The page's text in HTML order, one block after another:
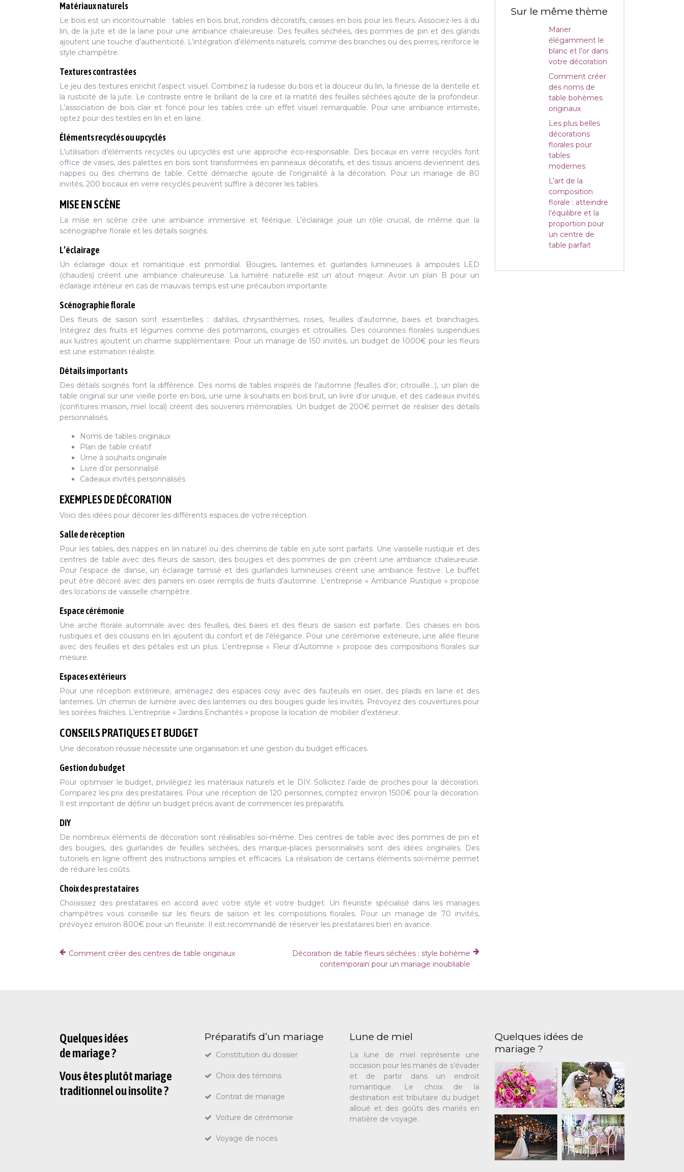
Matériaux naturels
Le bois est un incontournable : tables en bois brut, rondins décoratifs, caisses en bois pour les fleurs. Associez-les à du
lin, de la jute et de la laine pour une ambiance chaleureuse. Des feuilles séchées, des pommes de pin et des glands
ajoutent une touche d’authenticité. L’intégration d’éléments naturels, comme des branches ou des pierres, renforce le
style champêtre.
Textures contrastées
Le jeu des textures enrichit l’aspect visuel. Combinez la rudesse du bois et la douceur du lin, la finesse de la dentelle et
la rusticité de la jute. Le contraste entre le brillant de la cire et la matité des feuilles séchées ajoute de la profondeur.
L’association de bois clair et foncé pour les tables crée un effet visuel remarquable. Pour une ambiance intimiste,
optez pour des textiles en lin et en laine.
Éléments recyclés ou upcyclés
L’utilisation d’éléments recyclés ou upcyclés est une approche éco-responsable. Des bocaux en verre recyclés font
office de vases, des palettes en bois sont transformées en panneaux décoratifs, et des tissus anciens deviennent des
nappes ou des chemins de table. Cette démarche ajoute de l’originalité à la décoration. Pour un mariage de 80
invités, 200 bocaux en verre recyclés peuvent suffire à décorer les tables.
MISE EN SCÈNE
La mise en scène crée une ambiance immersive et féérique. L’éclairage joue un rôle crucial, de même que la
scénographie florale et les détails soignés.
L’éclairage
Un éclairage doux et romantique est primordial. Bougies, lanternes et guirlandes lumineuses à ampoules LED
(chaudes) créent une ambiance chaleureuse. La lumière naturelle est un atout majeur. Avoir un plan B pour un
éclairage intérieur en cas de mauvais temps est une précaution importante.
Scénographie florale
Des fleurs de saison sont essentielles : dahlias, chrysanthèmes, roses, feuilles d’automne, baies et branchages.
Intégrez des fruits et légumes comme des potimarrons, courges et citrouilles. Des couronnes florales suspendues
aux lustres ajoutent un charme supplémentaire. Pour un mariage de 150 invités, un budget de 1000€ pour les fleurs
est une estimation réaliste.
Détails importants
Des détails soignés font la différence. Des noms de tables inspirés de l’automne (feuilles d’or, citrouille…), un plan de
table original sur une vieille porte en bois, une urne à souhaits en bois brut, un livre d’or unique, et des cadeaux invités
(confitures maison, miel local) créent des souvenirs mémorables. Un budget de 200€ permet de réaliser des détails
personnalisés.
Noms de tables originaux
Plan de table créatif
Urne à souhaits originale
Livre d’or personnalisé
Cadeaux invités personnalisés
EXEMPLES DE DÉCORATION
Voici des idées pour décorer les différents espaces de votre réception.
Salle de réception
Pour les tables, des nappes en lin naturel ou des chemins de table en jute sont parfaits. Une vaisselle rustique et des
centres de table avec des fleurs de saison, des bougies et des pommes de pin créent une ambiance chaleureuse.
Pour l’espace de danse, un éclairage tamisé et des guirlandes lumineuses créent une ambiance festive. Le buffet
peut être décoré avec des paniers en osier remplis de fruits d’automne. L’entreprise « Ambiance Rustique » propose
des locations de vaisselle champêtre.
Espace cérémonie
Une arche florale automnale avec des feuilles, des baies et des fleurs de saison est parfaite. Des chaises en bois
rustiques et des coussins en lin ajoutent du confort et de l’élégance. Pour une cérémonie extérieure, une allée fleurie
avec des feuilles et des pétales est un plus. L’entreprise « Fleur d’Automne » propose des compositions florales sur
mesure.
Espaces extérieurs
Pour une réception extérieure, aménagez des espaces cosy avec des fauteuils en osier, des plaids en laine et des
lanternes. Un chemin de lumière avec des lanternes ou des bougies guide les invités. Prévoyez des couvertures pour
les soirées fraîches. L’entreprise « Jardins Enchantés » propose la location de mobilier d’extérieur.
CONSEILS PRATIQUES ET BUDGET
Une décoration réussie nécessite une organisation et une gestion du budget efficaces.
Gestion du budget
Pour optimiser le budget, privilégiez les matériaux naturels et le DIY. Sollicitez l’aide de proches pour la décoration.
Comparez les prix des prestataires. Pour une réception de 120 personnes, comptez environ 1500€ pour la décoration.
Il est important de définir un budget précis avant de commencer les préparatifs.
DIY
De nombreux éléments de décoration sont réalisables soi-même. Des centres de table avec des pommes de pin et
des bougies, des guirlandes de feuilles séchées, des marque-places personnalisés sont des idées originales. Des
tutoriels en ligne offrent des instructions simples et efficaces. La réalisation de certains éléments soi-même permet
de réduire les coûts.
Choix des prestataires
Choisissez des prestataires en accord avec votre style et votre budget. Un fleuriste spécialisé dans les mariages
champêtres vous conseille sur les fleurs de saison et les compositions florales. Pour un mariage de 70 invités,
prévoyez environ 800€ pour un fleuriste. Il est recommandé de réserver les prestataires bien en avance.
Comment créer des centres de table originaux
Décoration de table fleurs séchées : style bohème
contemporain pour un mariage inoubliable
Sur le même thème
Marier
élégamment le
blanc et l’or dans
votre décoration
Comment créer
des noms de
table bohèmes
originaux
Les plus belles
décorations
florales pour
tables
modernes
L’art de la
composition
florale : atteindre
l’équilibre et la
proportion pour
un centre de
table parfait
Quelques idées
de mariage ?
Vous êtes plutôt mariage
traditionnel ou insolite ?
Préparatifs d’un mariage
Constitution du dossier
Choix des témoins
Contrat de mariage
Voiture de cérémonie
Voyage de noces
Lune de miel
La lune de miel représente une
occasion pour les mariés de s’évader
et de partir dans un endroit
romantique. Le choix de la
destination est tributaire du budget
alloué et des goûts des mariés en
matière de voyage.
Quelques idées de
mariage ?